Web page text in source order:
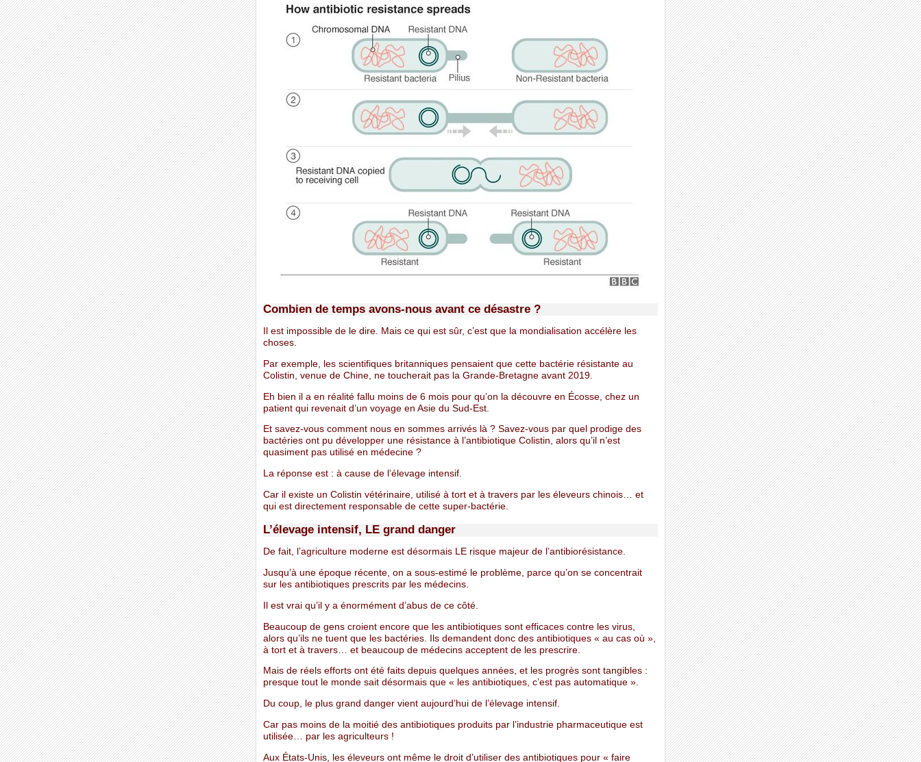
Combien de temps avons-nous avant ce désastre ?
Il est impossible de le dire. Mais ce qui est sûr, c’est que la mondialisation accélère les
choses.
Par exemple, les scientifiques britanniques pensaient que cette bactérie résistante au
Colistin, venue de Chine, ne toucherait pas la Grande-Bretagne avant 2019.
Eh bien il a en réalité fallu moins de 6 mois pour qu’on la découvre en Écosse, chez un
patient qui revenait d’un voyage en Asie du Sud-Est.
Et savez-vous comment nous en sommes arrivés là ? Savez-vous par quel prodige des
bactéries ont pu développer une résistance à l’antibiotique Colistin, alors qu’il n’est
quasiment pas utilisé en médecine ?
La réponse est : à cause de l’élevage intensif.
Car il existe un Colistin vétérinaire, utilisé à tort et à travers par les éleveurs chinois… et
qui est directement responsable de cette super-bactérie.
L’élevage intensif, LE grand danger
De fait, l’agriculture moderne est désormais LE risque majeur de l’antibiorésistance.
Jusqu’à une époque récente, on a sous-estimé le problème, parce qu’on se concentrait
sur les antibiotiques prescrits par les médecins.
Il est vrai qu’il y a énormément d’abus de ce côté.
Beaucoup de gens croient encore que les antibiotiques sont efficaces contre les virus,
alors qu’ils ne tuent que les bactéries. Ils demandent donc des antibiotiques « au cas où »,
à tort et à travers… et beaucoup de médecins acceptent de les prescrire.
Mais de réels efforts ont été faits depuis quelques années, et les progrès sont tangibles :
presque tout le monde sait désormais que « les antibiotiques, c’est pas automatique ».
Du coup, le plus grand danger vient aujourd’hui de l’élevage intensif.
Car pas moins de la moitié des antibiotiques produits par l’industrie pharmaceutique est
utilisée… par les agriculteurs !
Aux États-Unis, les éleveurs ont même le droit d’utiliser des antibiotiques pour « faire